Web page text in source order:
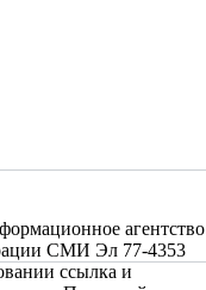
агентство
СМИ Эл 77-4353
ссылка и